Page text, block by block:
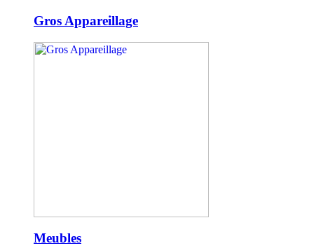
Gros Appareillage
Meubles